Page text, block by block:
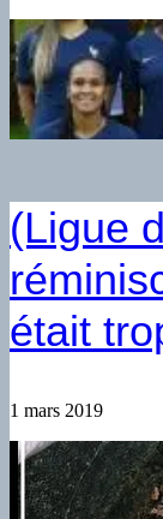
(Ligue
était
1 mars 2019